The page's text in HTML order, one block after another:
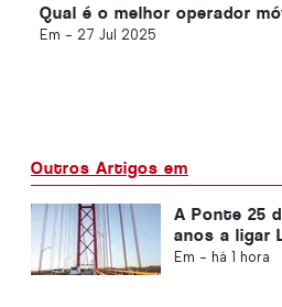
Qual é o melhor operador
Em - 27 Jul 2025
Outros Artigos em
A Ponte 25
anos a ligar
Em - há 1 hora